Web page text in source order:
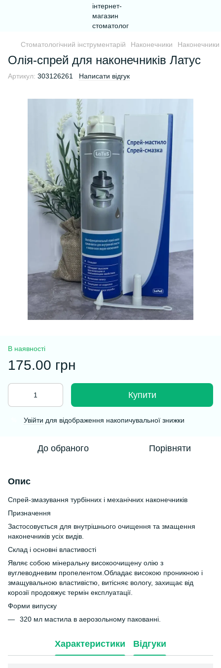
Стоматологічний інструментарій Наконечники
Олія-спрей для наконечників Латус
Артикул: 303126261 Написати відгук
В наявності
175.00 грн
Купити
Увійти для відображення накопичувальної знижки
До обраного Порівняти
Опис
Спрей-змазування турбінних і механічних наконечників
Призначення
Застосовується для внутрішнього очищення та змащення
наконечників усіх видів.
Склад і основні властивості
Являє собою мінеральну високоочищену олію з
вуглеводневим пропелентом.Обладає високою проникною і
змащувальною властивістю, витісняє вологу, захищає від
корозії продовжує термін експлуатації.
Форми випуску
320 мл мастила в аерозольному пакованні.
Характеристики Відгуки